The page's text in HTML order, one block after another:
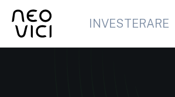
INVESTERARE